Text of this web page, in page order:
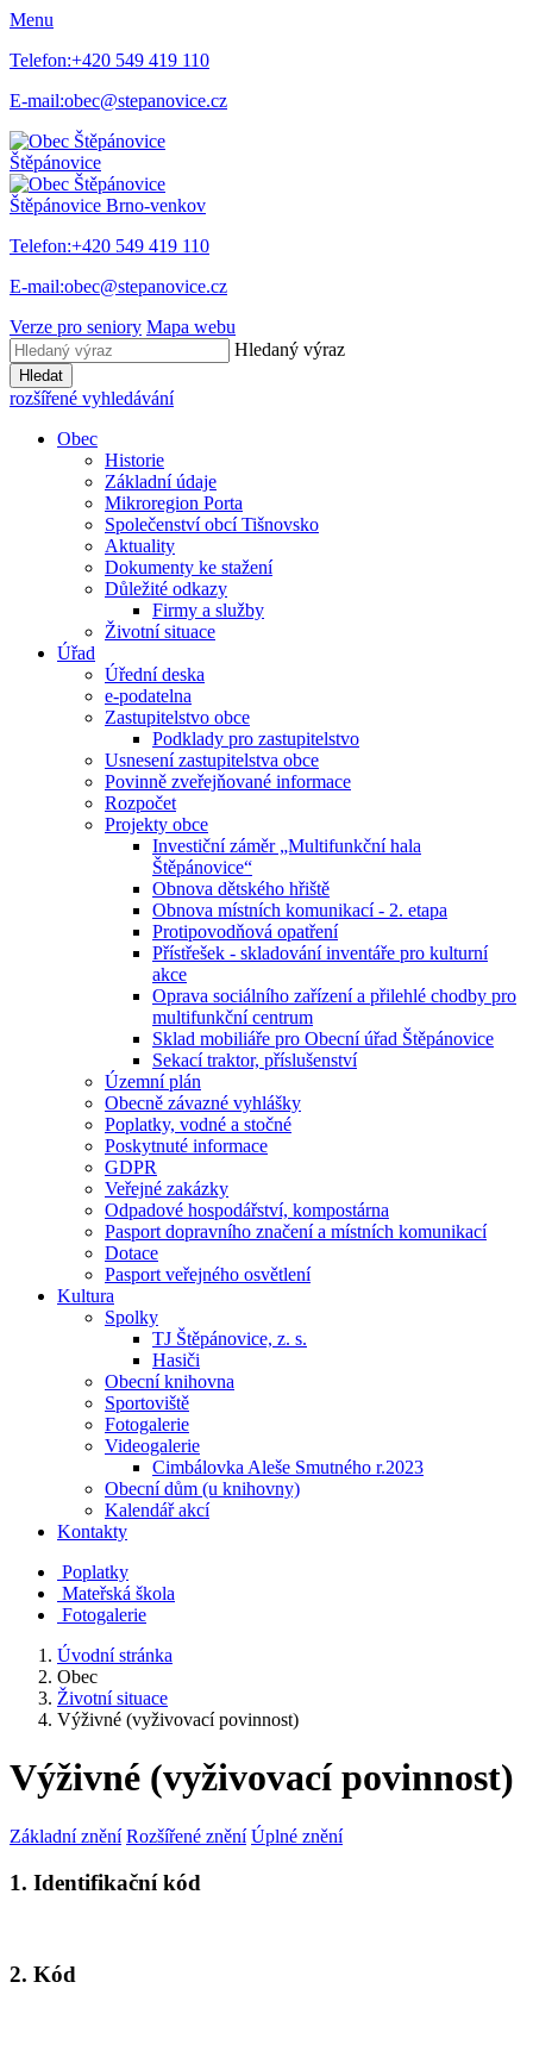
Menu
Telefon:+420 549 419 110
E-mail:obec@stepanovice.cz
Štěpánovice
Štěpánovice Brno-venkov
Telefon:+420 549 419 110
E-mail:obec@stepanovice.cz
Verze pro seniory Mapa webu
Hledaný výraz
Hledat
rozšířené vyhledávání
Obec
Historie
Základní údaje
Mikroregion Porta
Společenství obcí Tišnovsko
Aktuality
Dokumenty ke stažení
Důležité odkazy
Firmy a služby
Životní situace
Úřad
Úřední deska
e-podatelna
Zastupitelstvo obce
Podklady pro zastupitelstvo
Usnesení zastupitelstva obce
Povinně zveřejňované informace
Rozpočet
Projekty obce
Investiční záměr „Multifunkční hala
Štěpánovice“
Obnova dětského hřiště
Obnova místních komunikací - 2. etapa
Protipovodňová opatření
Přístřešek - skladování inventáře pro kulturní
akce
Oprava sociálního zařízení a přilehlé chodby pro
multifunkční centrum
Sklad mobiliáře pro Obecní úřad Štěpánovice
Sekací traktor, příslušenství
Územní plán
Obecně závazné vyhlášky
Poplatky, vodné a stočné
Poskytnuté informace
GDPR
Veřejné zakázky
Odpadové hospodářství, kompostárna
Pasport dopravního značení a místních komunikací
Dotace
Pasport veřejného osvětlení
Kultura
Spolky
TJ Štěpánovice, z. s.
Hasiči
Obecní knihovna
Sportoviště
Fotogalerie
Videogalerie
Cimbálovka Aleše Smutného r.2023
Obecní dům (u knihovny)
Kalendář akcí
Kontakty
Poplatky
Mateřská škola
Fotogalerie
Úvodní stránka
Obec
Životní situace
Výživné (vyživovací povinnost)
Výživné (vyživovací povinnost)
Základní znění Rozšířené znění Úplné znění
1. Identifikační kód
2. Kód